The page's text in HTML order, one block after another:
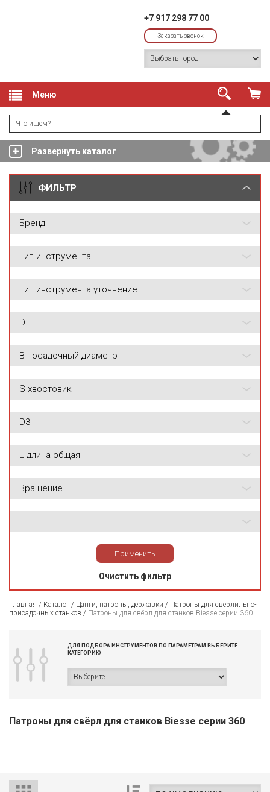
+7 917 298 77 00
Заказать звонок
Меню
Развернуть каталог
ФИЛЬТР
Бренд
Тип инструмента
Тип инструмента уточнение
D
B посадочный диаметр
S хвостовик
D3
L длина общая
Вращение
T
Применить
Очистить фильтр
Главная / Каталог / Цанги, патроны, державки / Патроны для сверлильно-
присадочных станков / Патроны для свёрл для станков Biesse серии 360
ДЛЯ ПОДБОРА ИНСТРУМЕНТОВ ПО ПАРАМЕТРАМ ВЫБЕРИТЕ
КАТЕГОРИЮ
Патроны для свёрл для станков Biesse серии 360